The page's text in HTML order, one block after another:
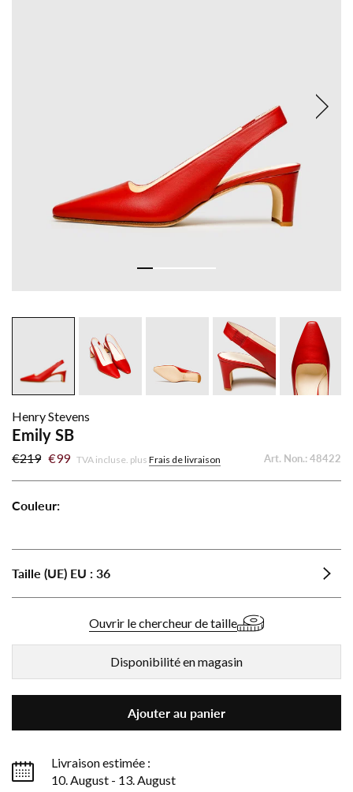
Henry Stevens
Emily SB
€219 €99 TVA incluse. plus Frais de livraison Art. Non.:48422
Couleur:
SB
Noir
SB
Crème
SB
Rouge
Taille (UE) EU : 36
Ouvrir le chercheur de taille
Disponibilité en magasin
Ajouter au panier
Livraison estimée :
10. August - 13. August